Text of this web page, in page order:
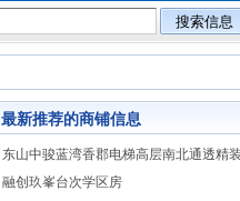
最新推荐的商铺信息
东山中骏蓝湾香郡电梯高层南北通透精装
融创玖峯台次学区房